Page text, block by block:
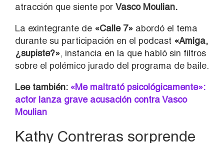
atracción que siente por Vasco Moulian.
La exintegrante de «Calle 7» abordó el tema
durante su participación en el podcast «Amiga,
¿supiste?», instancia en la que habló sin filtros
sobre el polémico jurado del programa de baile.
Lee también: «Me maltrató psicológicamente»:
actor lanza grave acusación contra Vasco
Moulian
Kathy Contreras sorprende